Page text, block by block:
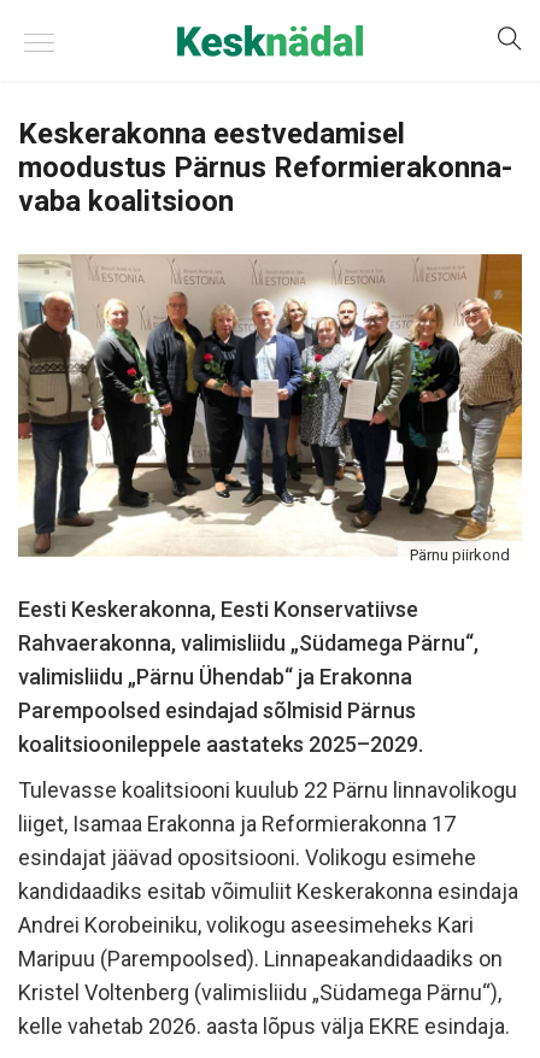
Keskerakonna eestvedamisel
moodustus Pärnus Reformierakonna-
vaba koalitsioon
Pärnu piirkond
Eesti Keskerakonna, Eesti Konservatiivse
Rahvaerakonna, valimisliidu „Südamega Pärnu“,
valimisliidu „Pärnu Ühendab“ ja Erakonna
Parempoolsed esindajad sõlmisid Pärnus
koalitsioonileppele aastateks 2025–2029.
Tulevasse koalitsiooni kuulub 22 Pärnu linnavolikogu
liiget, Isamaa Erakonna ja Reformierakonna 17
esindajat jäävad opositsiooni. Volikogu esimehe
kandidaadiks esitab võimuliit Keskerakonna esindaja
Andrei Korobeiniku, volikogu aseesimeheks Kari
Maripuu (Parempoolsed). Linnapeakandidaadiks on
Kristel Voltenberg (valimisliidu „Südamega Pärnu“),
kelle vahetab 2026. aasta lõpus välja EKRE esindaja.